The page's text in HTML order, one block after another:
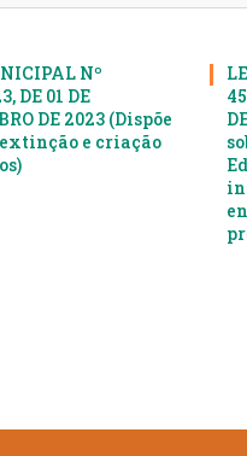
Nº
DE 01 DE
DE 2023 (Dispõe
extinção e criação